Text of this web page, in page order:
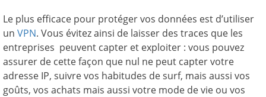
Le plus efficace pour protéger vos données est d’utiliser
un VPN. Vous évitez ainsi de laisser des traces que les
entreprises peuvent capter et exploiter : vous pouvez
assurer de cette façon que nul ne peut capter votre
adresse IP, suivre vos habitudes de surf, mais aussi vos
goûts, vos achats mais aussi votre mode de vie ou vos